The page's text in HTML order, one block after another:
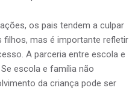
os pais tendem a culpar
filhos, mas é importante refletir
A parceria entre escola e
escola e família não
da criança pode ser